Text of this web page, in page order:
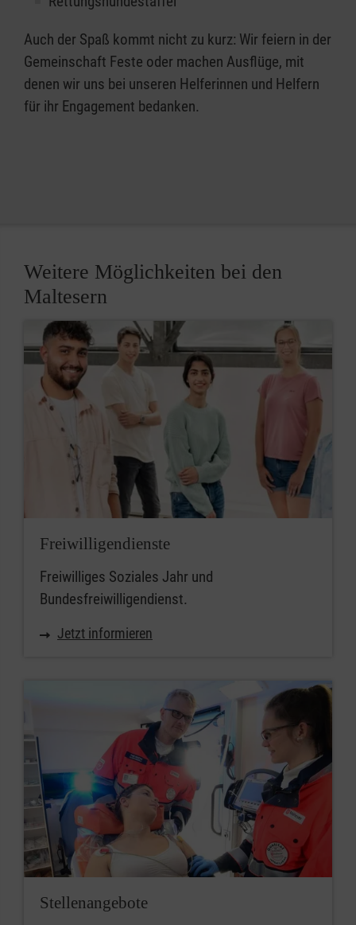
Auch der Spaß kommt nicht zu kurz: Wir feiern in der
Gemeinschaft Feste oder machen Ausflüge, mit
denen wir uns bei unseren Helferinnen und Helfern
für ihr Engagement bedanken.
Weitere Möglichkeiten bei den
Maltesern
Freiwilligendienste
Freiwilliges Soziales Jahr und
Bundesfreiwilligendienst.
Jetzt informieren
Stellenangebote